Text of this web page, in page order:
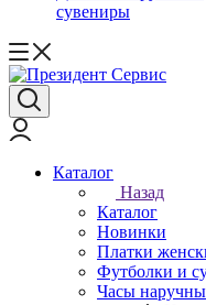
сувениры
Каталог
Назад
Каталог
Новинки
Платки
Футболки и
Часы